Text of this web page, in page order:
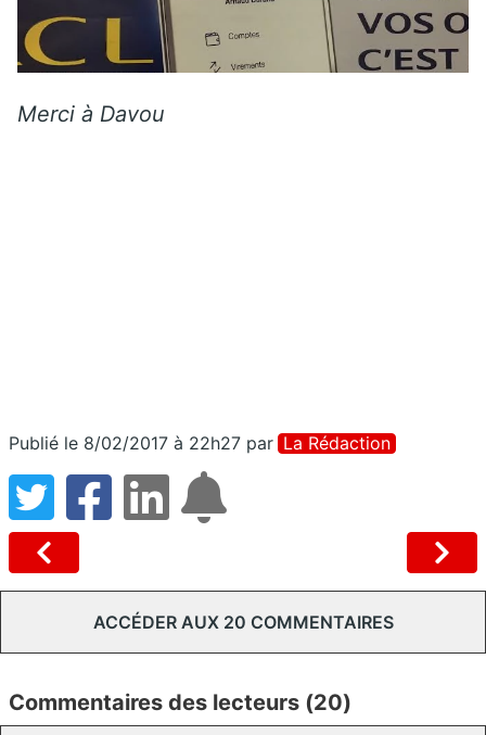
Merci à Davou
Publié le 8/02/2017 à 22h27 par La Rédaction
ACCÉDER AUX 20 COMMENTAIRES
Commentaires des lecteurs (20)